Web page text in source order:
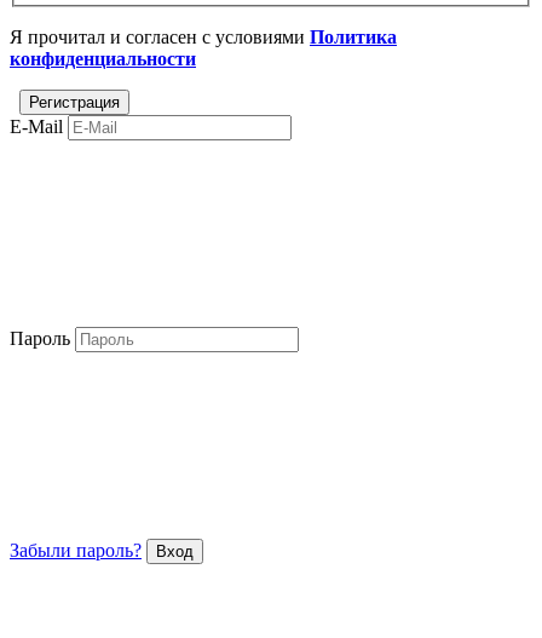
Я прочитал и согласен с условиями Политика
конфиденциальности
E-Mail
Пароль
Забыли пароль?